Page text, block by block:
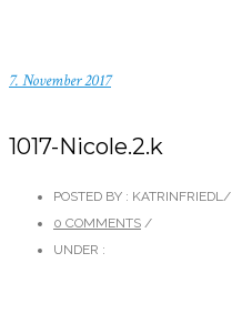
7. November 2017
1017-Nicole.2.k
POSTED BY : KATRINFRIEDL/
0 COMMENTS /
UNDER :